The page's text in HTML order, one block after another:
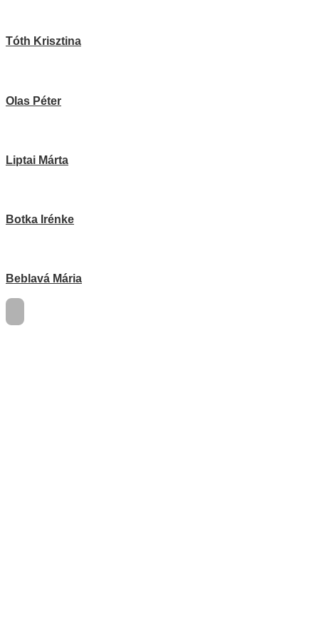
Tóth Krisztina
Olas Péter
Liptai Márta
Botka Irénke
Beblavá Mária